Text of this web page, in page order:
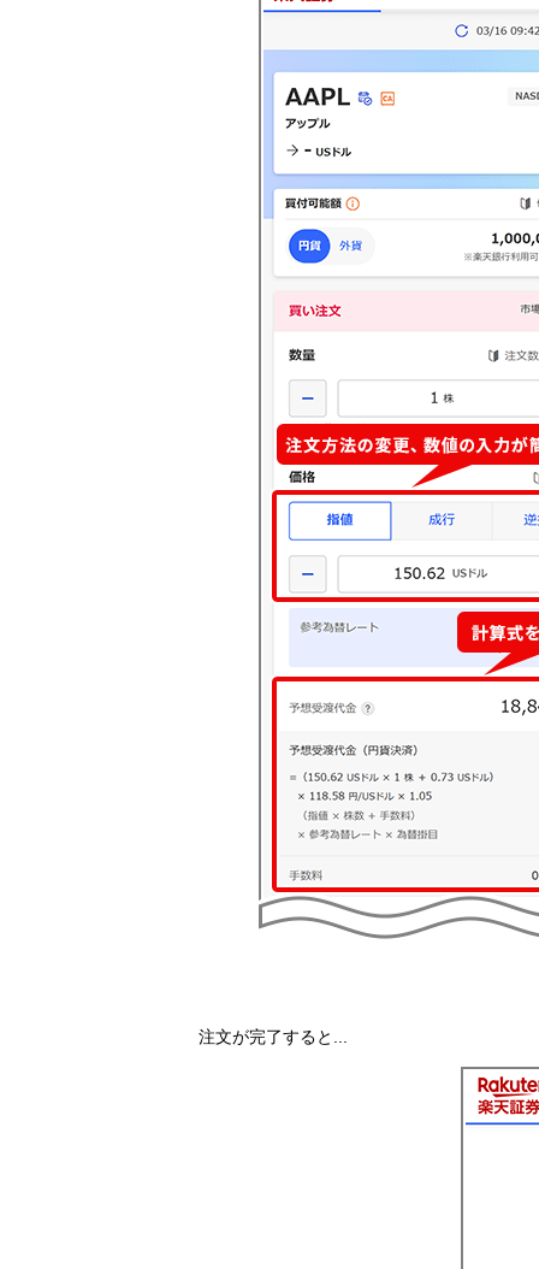
注文が完了すると...